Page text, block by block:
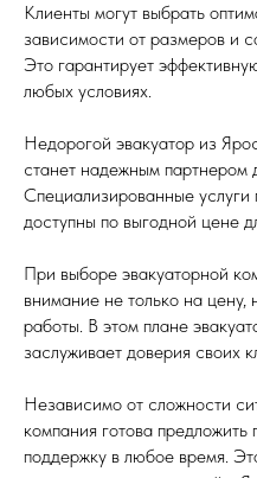
Клиенты могут выбрать
зависимости от размеров и
Это гарантирует
любых условиях.
Недорогой эвакуатор из
станет надежным партнером
Специализированные услуги
доступны по выгодной цене
При выборе эвакуаторной
внимание не только на
работы. В этом плане
заслуживает доверия своих
Независимо от сложности
компания готова
поддержку в любое время.